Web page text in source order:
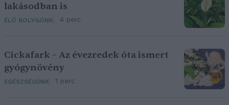
lakásodban is
ÉLŐ BOLYGÓNK 4 perc
Cickafark – Az évezredek óta ismert
gyógynövény
EGÉSZSÉGÜNK 1 perc